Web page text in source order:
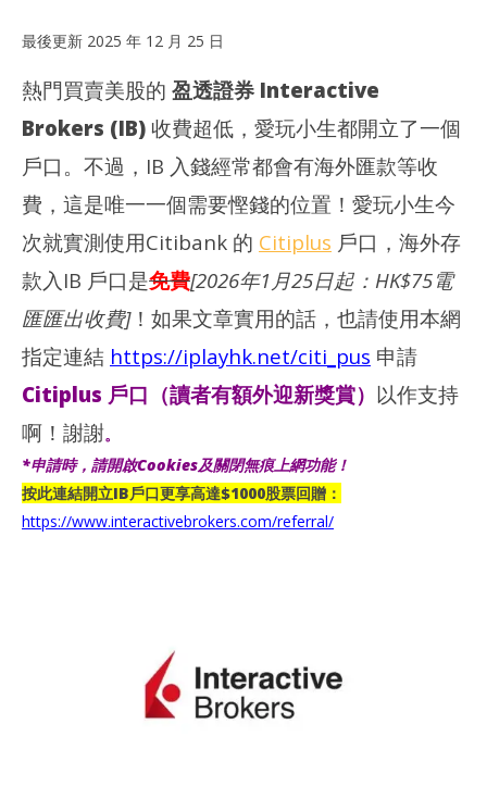
NOW VIEWING
理財慳錢｜ IB盈透證券免費入錢方法 (實測教學｜香港戶口)
2025
年
月
日
香
港
愛
玩
生
最後更新 2025 年 12 月 25 日
熱門買賣美股的 盈透證券 Interactive
Brokers (IB) 收費超低，愛玩小生都開立了一個
戶口。不過，IB 入錢經常都會有海外匯款等收
費，這是唯一一個需要慳錢的位置！愛玩小生今
次就實測使用Citibank 的 Citiplus 戶口，海外存
款入IB 戶口是免費[2026年1月25日起：HK$75電
匯匯出收費]！如果文章實用的話，也請使用本網
指定連結 https://iplayhk.net/citi_pus 申請
Citiplus 戶口 （讀者有額外迎新獎賞） 以作支持
啊 ！謝謝。
*申請時，請開啟Cookies及關閉無痕上網功能！
按此連結開立IB戶口更享高達$1000股票回贈：
https://www.interactivebrokers.com/referral/